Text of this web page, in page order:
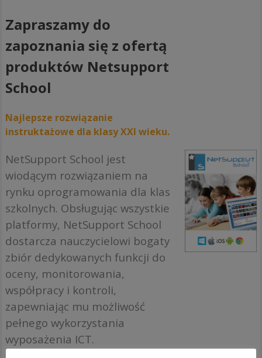
Zapraszamy do
zapoznania się z ofertą
produktów Netsupport
School
Najlepsze rozwiązanie
instruktażowe dla klasy XXI wieku.
NetSupport School jest
wiodącym rozwiązaniem na
rynku oprogramowania dla klas
szkolnych. Obsługując wszystkie
platformy, NetSupport School
dostarcza nauczycielowi bogaty
zbiór dedykowanych funkcji do
oceny, monitorowania,
współpracy i kontroli,
zapewniając mu możliwość
pełnego wykorzystania
wyposażenia ICT.